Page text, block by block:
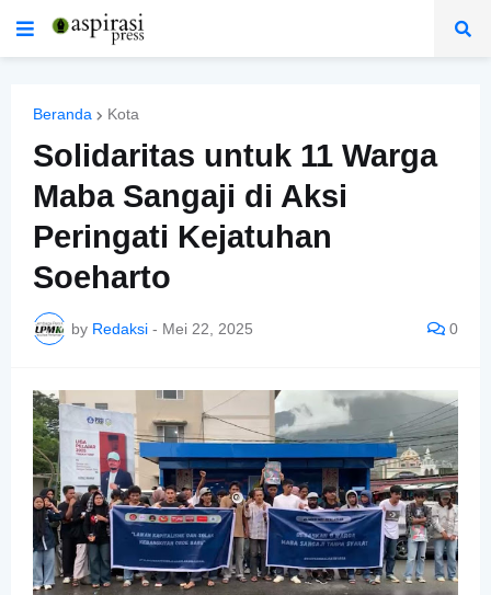
Beranda Kota
Solidaritas untuk 11 Warga
Maba Sangaji di Aksi
Peringati Kejatuhan
Soeharto
by Redaksi - Mei 22, 2025 0